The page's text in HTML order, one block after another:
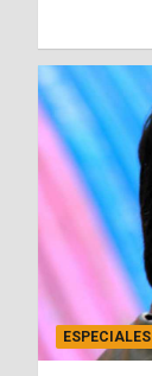
ESPECIALES